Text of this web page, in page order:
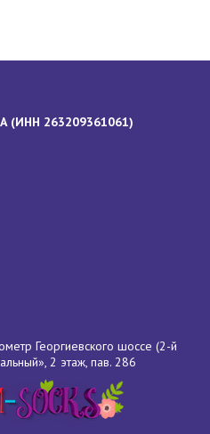
(ИНН 263209361061)
Георгиевского шоссе (2-й
2 этаж, пав. 286